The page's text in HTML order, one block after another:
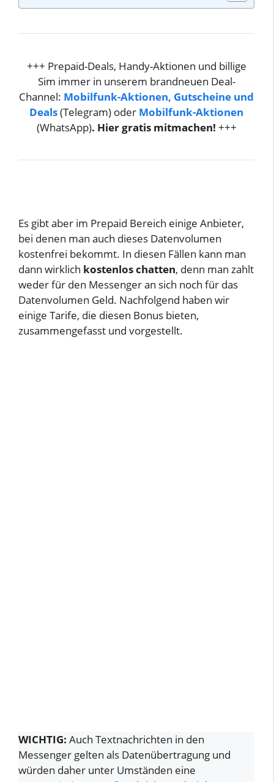
+++ Prepaid-Deals, Handy-Aktionen und billige
Sim immer in unserem brandneuen Deal-
Channel: Mobilfunk-Aktionen, Gutscheine und
Deals(Telegram) oder Mobilfunk-Aktionen
(WhatsApp). Hier gratis mitmachen! +++
Es gibt aber im Prepaid Bereich einige Anbieter,
bei denen man auch dieses Datenvolumen
kostenfrei bekommt. In diesen Fällen kann man
dann wirklich kostenlos chatten, denn man zahlt
weder für den Messenger an sich noch für das
Datenvolumen Geld. Nachfolgend haben wir
einige Tarife, die diesen Bonus bieten,
zusammengefasst und vorgestellt.
WICHTIG: Auch Textnachrichten in den
Messenger gelten als Datenübertragung und
würden daher unter Umständen eine